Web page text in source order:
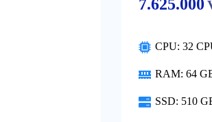
7.625.000
CPU: 32
RAM: 64
SSD: 510